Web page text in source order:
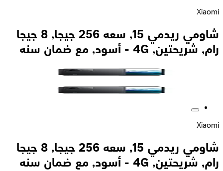
Xiaomi
شاومي ريدمي 15, سعه 256 جيجا, 8 جيجا
رام, شريحتين, 4G - أسود, مع ضمان سنه
Xiaomi
شاومي ريدمي 15, سعه 256 جيجا, 8 جيجا
رام, شريحتين, 4G - أسود, مع ضمان سنه